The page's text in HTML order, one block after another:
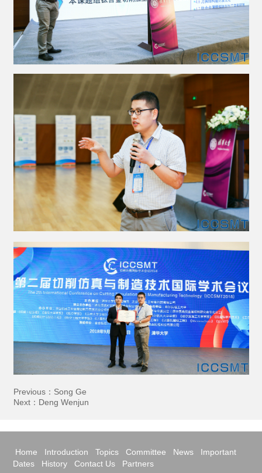
Previous： Song Ge
Next： Deng Wenjun
Home Introduction Topics Committee News
Important
Dates
History Contact Us Partners